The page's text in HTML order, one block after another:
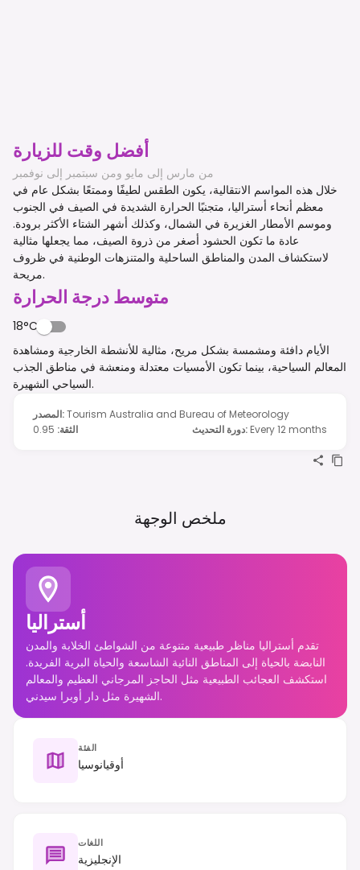
أفضل وقت للزيارة
من مارس إلى مايو ومن سبتمبر إلى نوفمبر
خلال هذه المواسم الانتقالية، يكون الطقس لطيفًا وممتعًا بشكل عام في
معظم أنحاء أستراليا، متجنبًا الحرارة الشديدة في الصيف في الجنوب
وموسم الأمطار الغزيرة في الشمال، وكذلك أشهر الشتاء الأكثر برودة.
عادة ما تكون الحشود أصغر من ذروة الصيف، مما يجعلها مثالية
لاستكشاف المدن والمناطق الساحلية والمتنزهات الوطنية في ظروف
مريحة.
متوسط درجة الحرارة
18°C
الأيام دافئة ومشمسة بشكل مريح، مثالية للأنشطة الخارجية ومشاهدة
المعالم السياحية، بينما تكون الأمسيات معتدلة ومنعشة في مناطق الجذب
السياحي الشهيرة.
المصدر:Tourism Australia and Bureau of Meteorology
الثقة:
0.95 دورة التحديث: Every 12 months
ملخص الوجهة
أستراليا
تقدم أستراليا مناظر طبيعية متنوعة من الشواطئ الخلابة والمدن
النابضة بالحياة إلى المناطق النائية الشاسعة والحياة البرية الفريدة.
استكشف العجائب الطبيعية مثل الحاجز المرجاني العظيم والمعالم
الشهيرة مثل دار أوبرا سيدني.
الفئة
أوقيانوسيا
اللغات
الإنجليزية